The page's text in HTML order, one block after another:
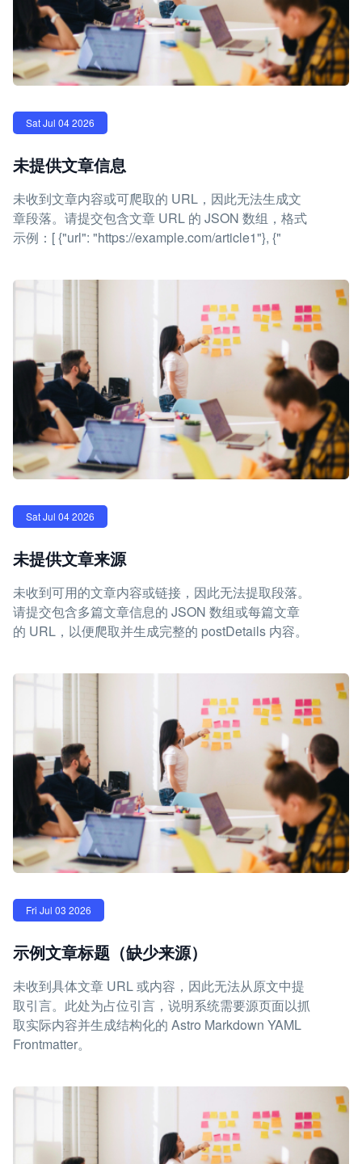
Sat Jul 04 2026
未提供文章信息
未收到文章内容或可爬取的 URL，因此无法生成文
章段落。请提交包含文章 URL 的 JSON 数组，格式
示例：[ {"url": "https://example.com/article1"}, {"
Sat Jul 04 2026
未提供文章来源
未收到可用的文章内容或链接，因此无法提取段落。
请提交包含多篇文章信息的 JSON 数组或每篇文章
的 URL，以便爬取并生成完整的 postDetails 内容。
Fri Jul 03 2026
示例文章标题（缺少来源）
未收到具体文章 URL 或内容，因此无法从原文中提
取引言。此处为占位引言，说明系统需要源页面以抓
取实际内容并生成结构化的 Astro Markdown YAML
Frontmatter。